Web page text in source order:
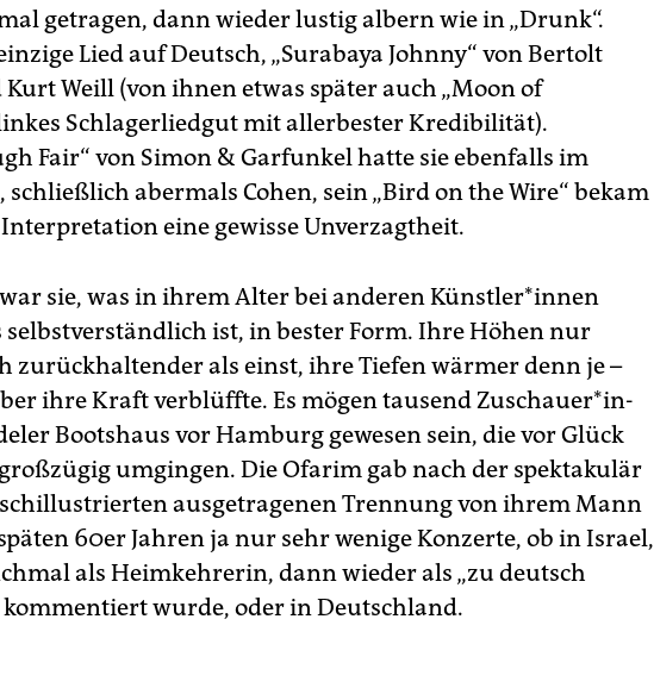
getragen, dann wieder lustig albern wie in „Drunk“.
Lied auf Deutsch, „Surabaya Johnny“ von Bertolt
Weill (von ihnen etwas später auch „Moon of
Schlagerliedgut mit allerbester Kredibilität).
Fair“ von Simon & Garfunkel hatte sie ebenfalls im
abermals Cohen, sein „Bird on the Wire“ bekam
eine gewisse Unverzagtheit.
sie, was in ihrem Alter bei anderen Künst­le­r*in­nen
selbstverständlich ist, in bester Form. Ihre Höhen nur
zurückhaltender als einst, ihre Tiefen wärmer denn je –
ihre Kraft verblüffte. Es mögen tausend Zu­schaue­r*in­
Bootshaus vor Hamburg gewesen sein, die vor Glück
umgingen. Die Ofarim gab nach der spektakulär
ausgetragenen Trennung von ihrem Mann
60er Jahren ja nur sehr wenige Konzerte, ob in Israel,
als Heimkehrerin, dann wieder als „zu deutsch
kommentiert wurde, oder in Deutschland.